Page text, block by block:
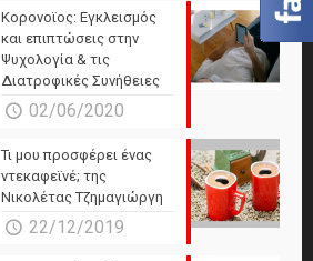
Κορονοϊος: Εγκλεισμός
και επιπτώσεις στην
Ψυχολογία & τις
Διατροφικές Συνήθειες
02/06/2020
Τι μου προσφέρει ένας
ντεκαφεϊνέ; της
Νικολέτας Τζημαγιώργη
22/12/2019